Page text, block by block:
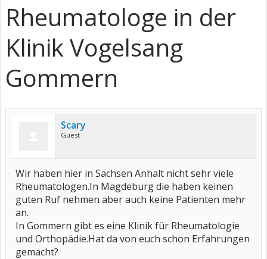
Rheumatologe in der
Klinik Vogelsang
Gommern
Scary
Guest
Wir haben hier in Sachsen Anhalt nicht sehr viele
Rheumatologen.In Magdeburg die haben keinen
guten Ruf nehmen aber auch keine Patienten mehr
an.
In Gommern gibt es eine Klinik für Rheumatologie
und Orthopädie.Hat da von euch schon Erfahrungen
gemacht?